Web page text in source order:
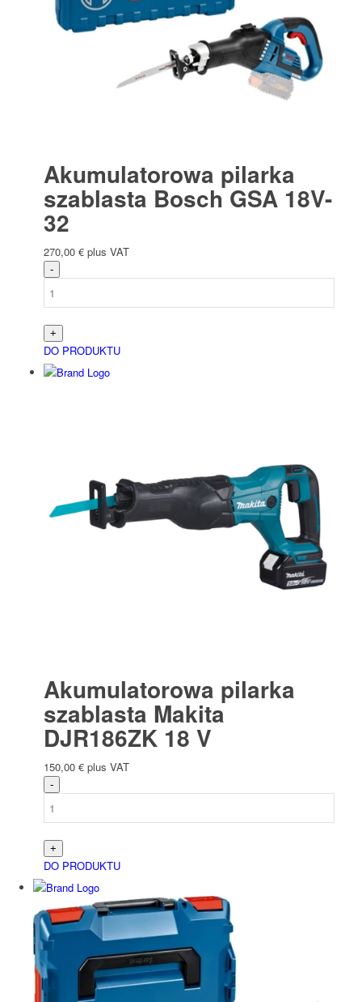
Akumulatorowa pilarka
szablasta Bosch GSA 18V-
32
270,00 € plus VAT
DO PRODUKTU
Akumulatorowa pilarka
szablasta Makita
DJR186ZK 18 V
150,00 € plus VAT
DO PRODUKTU